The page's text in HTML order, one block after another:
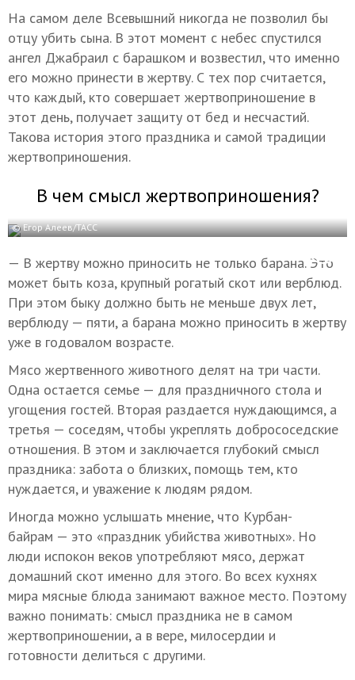
На самом деле Всевышний никогда не позволил бы
отцу убить сына. В этот момент с небес спустился
ангел Джабраил с барашком и возвестил, что именно
его можно принести в жертву. С тех пор считается,
что каждый, кто совершает жертвоприношение в
этот день, получает защиту от бед и несчастий.
Такова история этого праздника и самой традиции
жертвоприношения.
В чем смысл жертвоприношения?
© Егор Алеев/ТАСС
— В жертву можно приносить не только барана. Это
может быть коза, крупный рогатый скот или верблюд.
При этом быку должно быть не меньше двух лет,
верблюду — пяти, а барана можно приносить в жертву
уже в годовалом возрасте.
Мясо жертвенного животного делят на три части.
Одна остается семье — для праздничного стола и
угощения гостей. Вторая раздается нуждающимся, а
третья — соседям, чтобы укреплять добрососедские
отношения. В этом и заключается глубокий смысл
праздника: забота о близких, помощь тем, кто
нуждается, и уважение к людям рядом.
Иногда можно услышать мнение, что Курбан-
байрам — это «праздник убийства животных». Но
люди испокон веков употребляют мясо, держат
домашний скот именно для этого. Во всех кухнях
мира мясные блюда занимают важное место. Поэтому
важно понимать: смысл праздника не в самом
жертвоприношении, а в вере, милосердии и
готовности делиться с другими.